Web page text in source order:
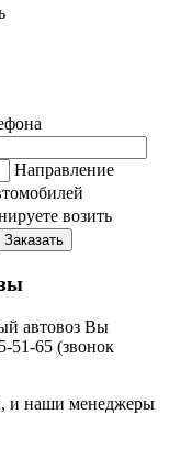
Направление
возить
Заказать
автовоз Вы
51-65 (звонок
и наши менеджеры